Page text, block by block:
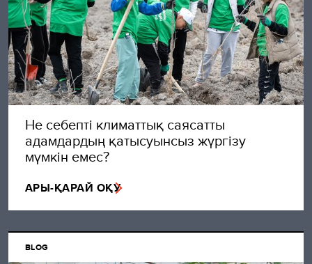
Не себепті климаттық саясатты
адамдардың қатысуынсыз жүргізу
мүмкін емес?
АРЫ-ҚАРАЙ ОҚУ
BLOG